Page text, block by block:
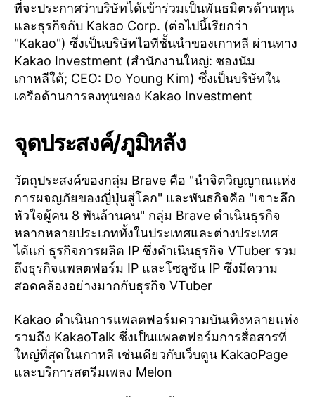
ที่จะประกาศว่าบริษัทได้เข้าร่วมเป็นพันธมิตรด้านทุน
และธุรกิจกับ Kakao Corp. (ต่อไปนี้เรียกว่า
"Kakao") ซึ่งเป็นบริษัทไอทีชั้นนำของเกาหลี ผ่านทาง
Kakao Investment (สำนักงานใหญ่: ซองนัม
เกาหลีใต้; CEO: Do Young Kim) ซึ่งเป็นบริษัทใน
เครือด้านการลงทุนของ Kakao Investment
จุดประสงค์/ภูมิหลัง
วัตถุประสงค์ของกลุ่ม Brave คือ "นำจิตวิญญาณแห่ง
การผจญภัยของญี่ปุ่นสู่โลก" และพันธกิจคือ "เจาะลึก
หัวใจผู้คน 8 พันล้านคน" กลุ่ม Brave ดำเนินธุรกิจ
หลากหลายประเภททั้งในประเทศและต่างประเทศ
ได้แก่ ธุรกิจการผลิต IP ซึ่งดำเนินธุรกิจ VTuber รวม
ถึงธุรกิจแพลตฟอร์ม IP และโซลูชัน IP ซึ่งมีความ
สอดคล้องอย่างมากกับธุรกิจ VTuber
Kakao ดำเนินการแพลตฟอร์มความบันเทิงหลายแห่ง
รวมถึง KakaoTalk ซึ่งเป็นแพลตฟอร์มการสื่อสารที่
ใหญ่ที่สุดในเกาหลี เช่นเดียวกับเว็บตูน KakaoPage
และบริการสตรีมเพลง Melon